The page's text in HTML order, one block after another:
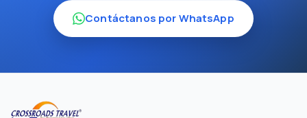
Contáctanos por WhatsApp